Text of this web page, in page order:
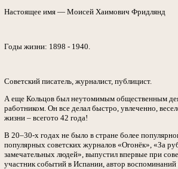
Настоящее имя — Моисей Хаимович Фридлянд
Годы жизни: 1898 - 1940.
Советский писатель, журналист, публицист.
А еще Кольцов был неутомимым общественным
работником. Он все делал быстро, увлеченно,
жизни – всегото 42 года!
В 20–30-х годах не было в стране более
популярных советских журналов «Огонёк», «За
замечательных людей», выпустил впервые при
участник событий в Испании, автор